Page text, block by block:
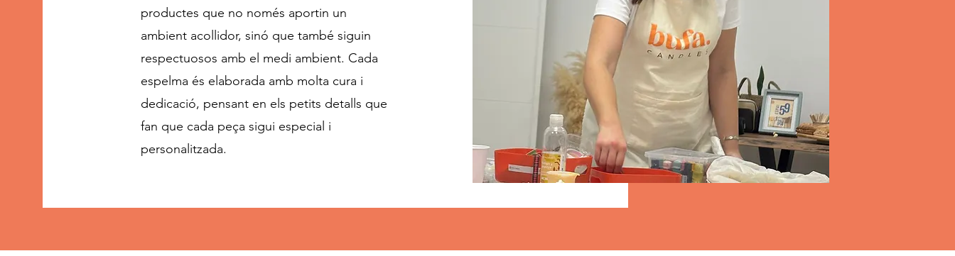
productes que no només aportin un
ambient acollidor, sinó que també siguin
respectuosos amb el medi ambient. Cada
espelma és elaborada amb molta cura i
dedicació, pensant en els petits detalls que
fan que cada peça sigui especial i
personalitzada.